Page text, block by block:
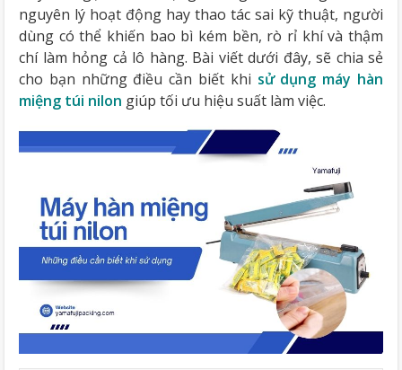
nguyên lý hoạt động hay thao tác sai kỹ thuật, người
dùng có thể khiến bao bì kém bền, rò rỉ khí và thậm
chí làm hỏng cả lô hàng. Bài viết dưới đây, sẽ chia sẻ
cho bạn những điều cần biết khi sử dụng máy hàn
miệng túi nilon giúp tối ưu hiệu suất làm việc.